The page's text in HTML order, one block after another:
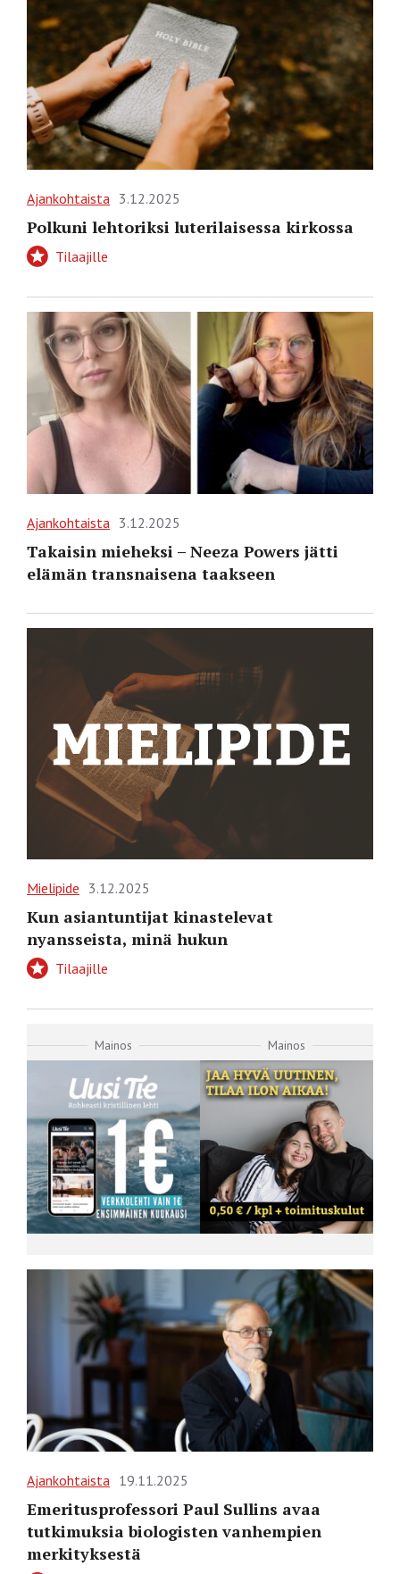
Ajankohtaista 3.12.2025
Polkuni lehtoriksi luterilaisessa kirkossa
Tilaajille
Ajankohtaista 3.12.2025
Takaisin mieheksi – Neeza Powers jätti
elämän transnaisena taakseen
Mielipide 3.12.2025
Kun asiantuntijat kinastelevat
nyansseista, minä hukun
Tilaajille
Mainos Mainos
Ajankohtaista 19.11.2025
Emeritusprofessori Paul Sullins avaa
tutkimuksia biologisten vanhempien
merkityksestä